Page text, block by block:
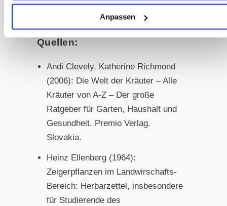
Anpassen
https://sanoanimal.de/kraeuter-
Quellen:
Andi Clevely, Katherine Richmond
(2006): Die Welt der Kräuter – Alle
Kräuter von A-Z – Der große
Ratgeber für Garten, Haushalt und
Gesundheit. Premio Verlag.
Slovakia.
Heinz Ellenberg (1964):
Zeigerpflanzen im Landwirschafts-
Bereich: Herbarzettel, insbesondere
für Studierende des